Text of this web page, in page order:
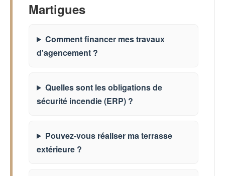
Martigues
Comment financer mes travaux
d'agencement ?
Quelles sont les obligations de
sécurité incendie (ERP) ?
Pouvez-vous réaliser ma terrasse
extérieure ?